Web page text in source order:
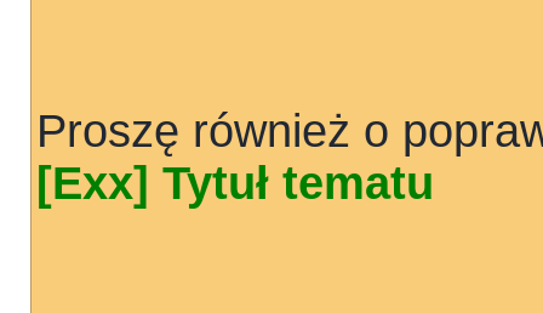
Proszę również o
[Exx] Tytuł tematu